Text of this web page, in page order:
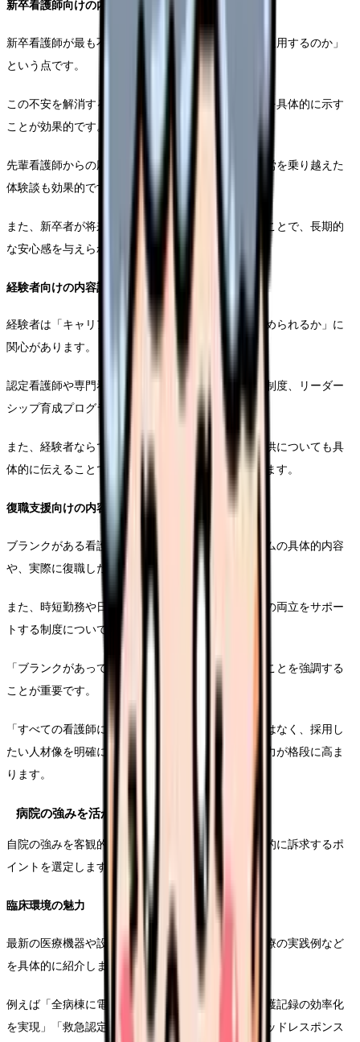
新卒看護師向けの内容設計
新卒看護師が最も不安に感じるのは「自分は現場で通用するのか」
という点です。
この不安を解消するためには、教育体制と支援体制を具体的に示す
ことが効果的です。
先輩看護師からの応援メッセージや、新人時代の苦労を乗り越えた
体験談も効果的です。
また、新卒者が将来描けるキャリアパスを提示することで、長期的
な安心感を与えられます。
経験者向けの内容設計
経験者は「キャリアアップできるか」「専門性を高められるか」に
関心があります。
認定看護師や専門看護師の資格取得支援、院内認定制度、リーダー
シップ育成プログラムなどの紹介が効果的です。
また、経験者ならではの裁量権や責任ある立場の提供についても具
体的に伝えることで、キャリア発展の可能性を示せます。
復職支援向けの内容設計
ブランクがある看護師向けには、復職支援プログラムの具体的内容
や、実際に復職した看護師の声を中心に構成します。
また、時短勤務や日勤のみの勤務形態など、家庭との両立をサポー
トする制度についても詳しく紹介します。
「ブランクがあっても安心して働ける環境がある」ことを強調する
ことが重要です。
「すべての看護師に響く」という漠然とした目標ではなく、採用し
たい人材像を明確にすることで、メッセージの訴求力が格段に高ま
ります。
病院の強みを活かした内容設計
自院の強みを客観的に分析し、以下の要素から重点的に訴求するポ
イントを選定します。
臨床環境の魅力
最新の医療機器や設備、特色ある診療科、チーム医療の実践例など
を具体的に紹介します。
例えば「全病棟に電子カルテシステムを導入し、看護記録の効率化
を実現」「救急認定看護師と医師の協働によるラピッドレスポンス